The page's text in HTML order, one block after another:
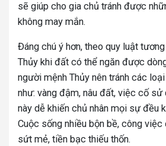
sẽ giúp cho gia chủ tránh được
không may mắn.
Đáng chú ý hơn, theo quy luật
Thủy khi đất có thể ngăn được
người mệnh Thủy nên tránh các
như: vàng đậm, nâu đất, việc cố
này dễ khiến chủ nhân mọi sự đều
Cuộc sống nhiều bộn bề, công
sứt mẻ, tiền bạc thiếu thốn.